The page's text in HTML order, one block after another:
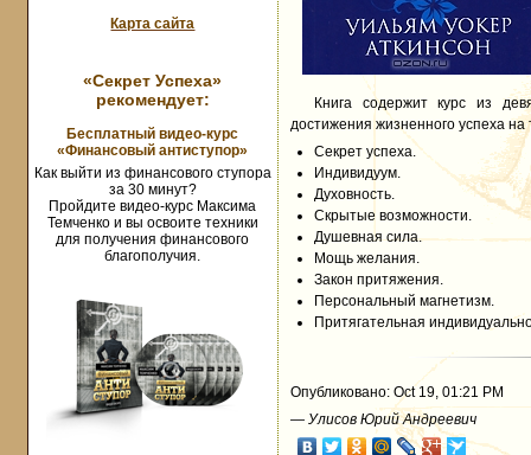
Карта сайта
«Секрет Успеха»
рекомендует:
Бесплатный видео-курс
«Финансовый антиступор»
Как выйти из финансового ступора
за 30 минут?
Пройдите видео-курс Максима
Темченко и вы освоите техники
для получения финансового
благополучия.
Книга содержит курс из
достижения жизненного успеха на
Секрет успеха.
Индивидуум.
Духовность.
Скрытые возможности.
Душевная сила.
Мощь желания.
Закон притяжения.
Персональный магнетизм.
Притягательная
Опубликовано: Oct 19, 01:21 PM
— Улисов Юрий Андреевич